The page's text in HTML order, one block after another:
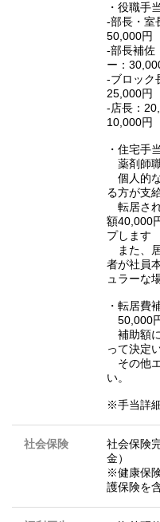
・役職手当
‐部長・
50,000円
‐部長補
ー：
‐ブロッ
25,000円
‐店長
10,000円
・住宅手
薬剤師職
個人的
る方が支
転居さ
額40,000
プします
また、
者が社員
ュラーな
・転居費
50,000
補助額
って決定
その他
い。
※手当詳
社会保険
社会保険
金）
※健康保
護保険を